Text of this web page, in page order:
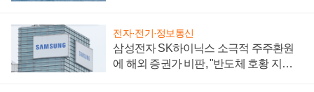
전자·전기·정보통신
삼성전자 SK하이닉스 소극적 주주환원
에 해외 증권가 비판, "반도체 호황 지속